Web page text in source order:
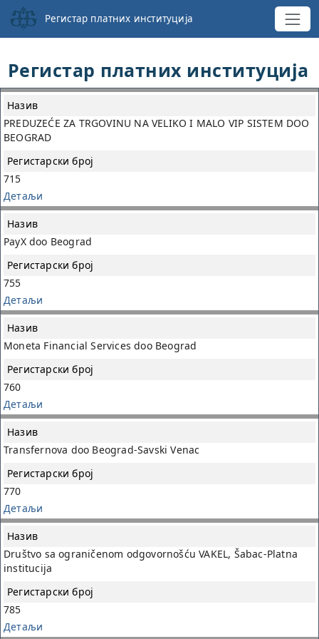
Регистар платних институција
Регистар платних институција
Назив
Регистарски
број
PREDUZEĆE ZA TRGOVINU NA VELIKO I MALO VIP SISTEM DOO
BEOGRAD
715
Детаљи
PayX doo Beograd
755
Детаљи
Moneta Financial Services doo Beograd
760
Детаљи
Transfernova doo Beograd-Savski Venac
770
Детаљи
Društvo sa ograničenom odgovornošću VAKEL, Šabac-Platna
institucija
785
Детаљи